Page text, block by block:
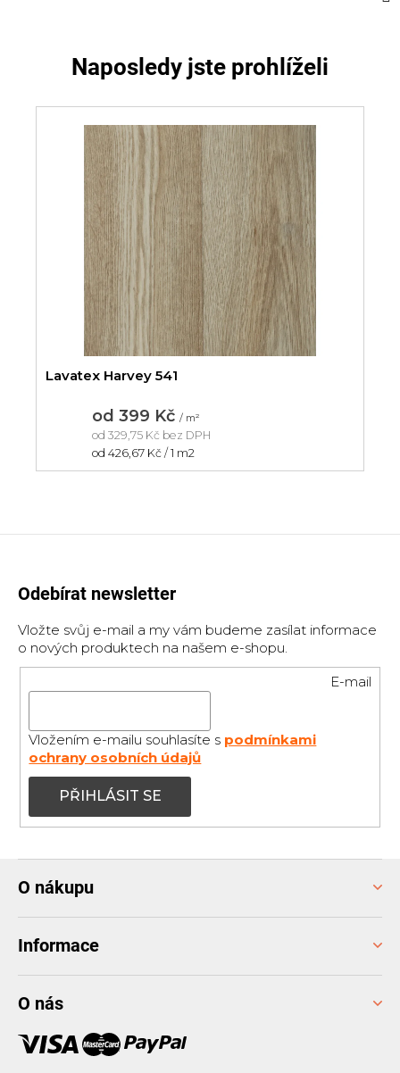
Naposledy jste prohlíželi
Lavatex Harvey 541
od 399 Kč / m²
od 329,75 Kč bez DPH
Měrná
od 426,67 Kč / 1 m2
Odebírat newsletter
Vložte svůj e-mail a my vám budeme zasílat informace
o nových produktech na našem e-shopu.
E-mail
Vložením e-mailu souhlasíte s podmínkami
ochrany osobních údajů
PŘIHLÁSIT SE
O nákupu
Informace
O nás